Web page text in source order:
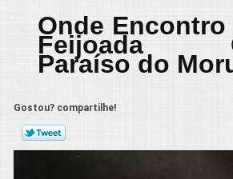
Onde
Feijoada
Paraíso do
Gostou? compartilhe!